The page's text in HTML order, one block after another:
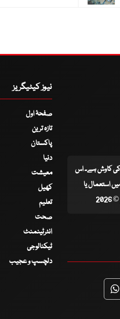
کی کاوش ہے۔ اس
استعمال یا
نیوز کیٹیگریز
صفحۂ اول
تازہ ترین
پاکستان
دنیا
معیشت
کھیل
تعلیم
صحت
انٹرٹینمنٹ
ٹیکنالوجی
دلچسپ و عجیب